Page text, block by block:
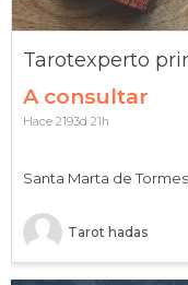
Tarotexperto
A consultar
Tarot hadas
Santa Marta de
Hace 2193d 21h